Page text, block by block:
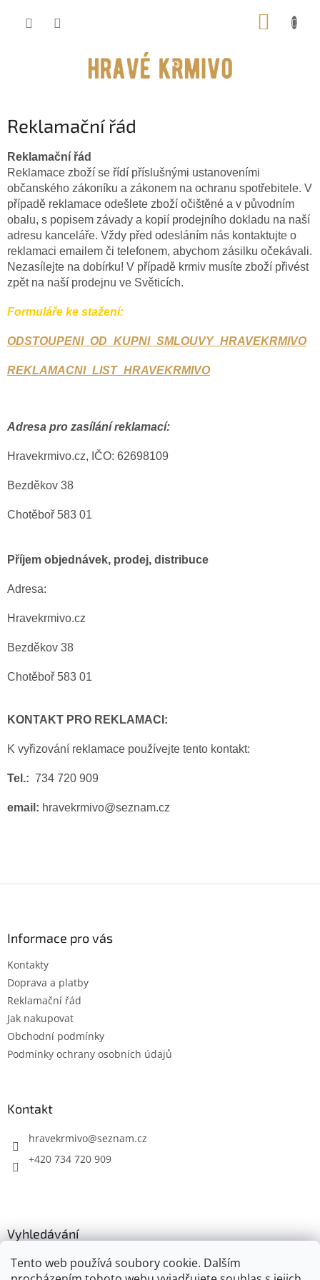
Tento web používá soubory cookie. Dalším
Reklamační řád
Reklamační řád
Reklamace zboží se řídí příslušnými ustanoveními
občanského zákoníku a zákonem na ochranu spotřebitele. V
případě reklamace odešlete zboží očištěné a v původním
obalu, s popisem závady a kopií prodejního dokladu na naší
adresu kanceláře. Vždy před odesláním nás kontaktujte o
reklamaci emailem či telefonem, abychom zásilku očekávali.
Nezasílejte na dobírku! V případě krmiv musíte zboží přivést
zpět na naší prodejnu ve Světicích.
Formuláře ke stažení:
ODSTOUPENI_OD_KUPNI_SMLOUVY_HRAVEKRMIVO
REKLAMACNI_LIST_HRAVEKRMIVO
Adresa pro zasílání reklamací:
Hravekrmivo.cz, IČO: 62698109
Bezděkov 38
Chotěboř 583 01
Příjem objednávek, prodej, distribuce
Adresa:
Hravekrmivo.cz
Bezděkov 38
Chotěboř 583 01
KONTAKT PRO REKLAMACI:
K vyřizování reklamace používejte tento kontakt:
Tel.: 734 720 909
email: hravekrmivo@seznam.cz
Informace pro vás
Kontakty
Doprava a platby
Reklamační řád
Jak nakupovat
Obchodní podmínky
Podmínky ochrany osobních údajů
Kontakt
hravekrmivo@seznam.cz
+420 734 720 909
Vyhledávání
HLEDAT